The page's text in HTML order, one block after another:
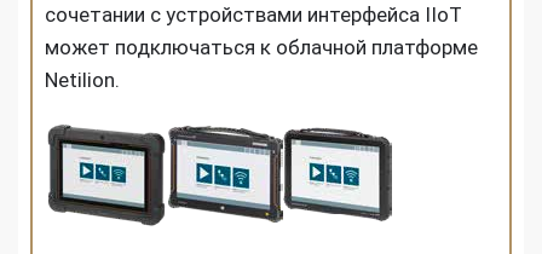
сочетании с устройствами интерфейса IIoT
может подключаться к облачной платформе
Netilion.